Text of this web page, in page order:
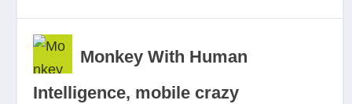
Monkey With Human
Intelligence, mobile crazy